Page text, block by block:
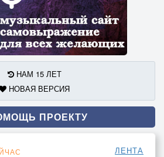
НАМ 15 ЛЕТ
НОВАЯ ВЕРСИЯ
ПРОЕКТУ
ЛЕНТА